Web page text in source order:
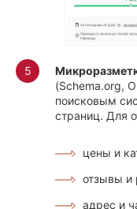
(Schema.org,
поисковым
страниц. Для
цены и
отзывы и
адрес и